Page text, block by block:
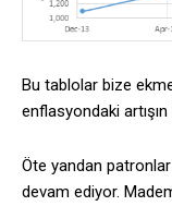
Bu tablolar bize
enflasyondaki
Öte yandan
devam ediyor.